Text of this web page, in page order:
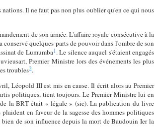
Il ne faut pas non plus oublier qu'en ce qui nous
de son armée. L'affaire royale consécutive à la
quelques parts de pouvoir dans l'ombre de son
de Lumumba1. Le silence auquel s'étaient engagés
Premier Ministre lors des événements les plus
troubles2.
Léopold III est mis en cause. Il écrit alors au Premier
politiques, tient toujours. Le Premier Ministre lui en
la BRT était « légale » (sic). La publication du livre
en faveur de la sagesse des hommes politiques
de son influence depuis la mort de Baudouin Ier la